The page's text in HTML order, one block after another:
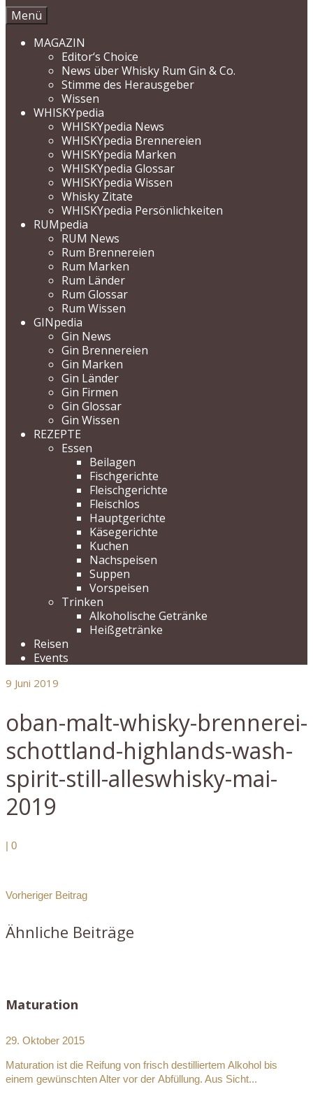
Menü
MAGAZIN
Editor‘s Choice
News über Whisky Rum Gin & Co.
Stimme des Herausgeber
Wissen
WHISKYpedia
WHISKYpedia News
WHISKYpedia Brennereien
WHISKYpedia Marken
WHISKYpedia Glossar
WHISKYpedia Wissen
Whisky Zitate
WHISKYpedia Persönlichkeiten
RUMpedia
RUM News
Rum Brennereien
Rum Marken
Rum Länder
Rum Glossar
Rum Wissen
GINpedia
Gin News
Gin Brennereien
Gin Marken
Gin Länder
Gin Firmen
Gin Glossar
Gin Wissen
REZEPTE
Essen
Beilagen
Fischgerichte
Fleischgerichte
Fleischlos
Hauptgerichte
Käsegerichte
Kuchen
Nachspeisen
Suppen
Vorspeisen
Trinken
Alkoholische Getränke
Heißgetränke
Reisen
Events
9 Juni 2019
oban-malt-whisky-brennerei-
schottland-highlands-wash-
spirit-still-alleswhisky-mai-
2019
| 0
Vorheriger Beitrag
Ähnliche Beiträge
Maturation
29. Oktober 2015
Maturation ist die Reifung von frisch destilliertem Alkohol bis
einem gewünschten Alter vor der Abfüllung. Aus Sicht...